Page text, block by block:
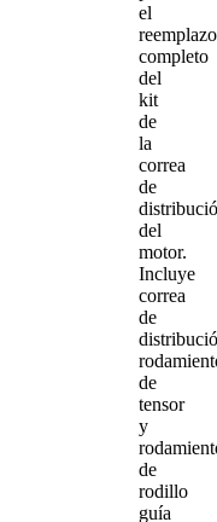
el
reemplazo
completo
del
kit
de
la
correa
de
del
motor.
Incluye
correa
de
de
tensor
y
de
rodillo
guía